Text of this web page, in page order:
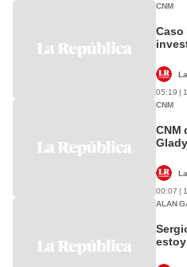
CNM
Caso
05:19 |
CNM
CNM
00:07 |
ALAN